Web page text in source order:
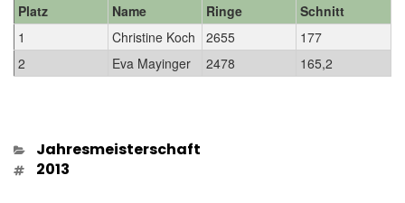
Platz Name Ringe
Schnitt
1
Christine Koch 2655
177
2
Eva Mayinger 2478 165,2
Kategorien
Jahresmeisterschaft
Schlagwörter
2013